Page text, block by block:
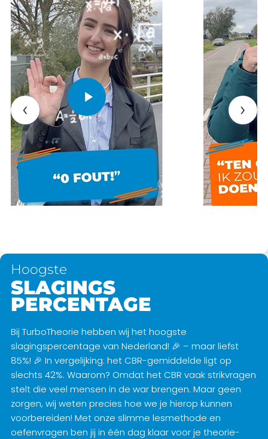
‹ ›
Hoogste
SLAGINGS
PERCENTAGE
Bij TurboTheorie hebben wij het hoogste
slagingspercentage van Nederland! 🎉 – maar liefst
85%! 🎉 In vergelijking: het CBR-gemiddelde ligt op
slechts 42%. Waarom? Omdat het CBR vaak strikvragen
stelt die veel mensen in de war brengen. Maar geen
zorgen, wij weten precies hoe we je hierop kunnen
voorbereiden! Met onze slimme lesmethode en
oefenvragen ben jij in één dag klaar voor je theorie-